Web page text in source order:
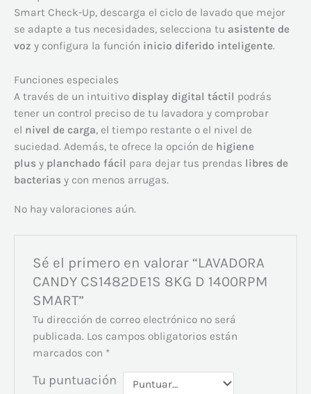
Smart Check-Up, descarga el ciclo de lavado que mejor
se adapte a tus necesidades, selecciona tu asistente de
voz y configura la función inicio diferido inteligente.
Funciones especiales
A través de un intuitivo display digital táctil podrás
tener un control preciso de tu lavadora y comprobar
el nivel de carga, el tiempo restante o el nivel de
suciedad. Además, te ofrece la opción de higiene
plus y planchado fácil para dejar tus prendas libres de
bacterias y con menos arrugas.
No hay valoraciones aún.
Sé el primero en valorar “LAVADORA
CANDY CS1482DE1S 8KG D 1400RPM
SMART”
Tu dirección de correo electrónico no será
publicada. Los campos obligatorios están
marcados con *
Tu puntuación